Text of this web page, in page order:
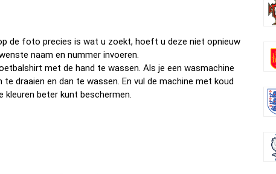
k
de foto precies is wat u zoekt, hoeft u deze niet opnieuw
naam en nummer invoeren.
met de hand te wassen. Als je een wasmachine
draaien en dan te wassen. En vul de machine met koud
kleuren beter kunt beschermen.